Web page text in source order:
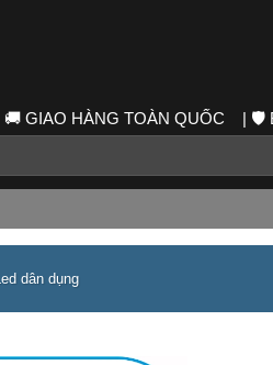
GIAO HÀNG TOÀN QUỐC | 🛡️
dân dụng